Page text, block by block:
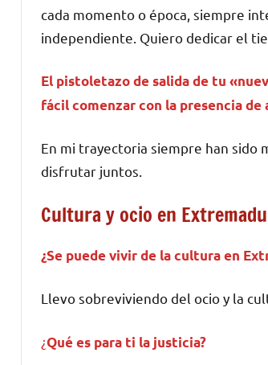
cada momento o época, siempre
independiente. Quiero dedicar el
El pistoletazo de salida de tu
fácil comenzar con la presencia de
En mi trayectoria siempre han sido
disfrutar juntos.
Cultura y ocio en
¿Se puede vivir de la cultura en
Llevo sobreviviendo del ocio y la
¿Qué es para ti la justicia?